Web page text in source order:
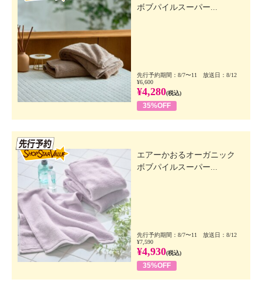
ボブパイルスーパー...
先行予約期間：8/7〜11 放送日：8/12
¥6,600
¥4,280(税込)
35%OFF
エアーかおるオーガニック
ボブパイルスーパー...
先行予約期間：8/7〜11 放送日：8/12
¥7,590
¥4,930(税込)
35%OFF